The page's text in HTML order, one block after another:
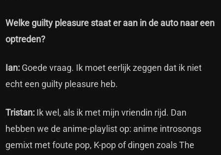
Welke guilty pleasure staat er aan in de auto naar een
optreden?
Ian: Goede vraag. Ik moet eerlijk zeggen dat ik niet
echt een guilty pleasure heb.
Tristan: Ik wel, als ik met mijn vriendin rijd. Dan
hebben we de anime-playlist op: anime introsongs
gemixt met foute pop, K-pop of dingen zoals The